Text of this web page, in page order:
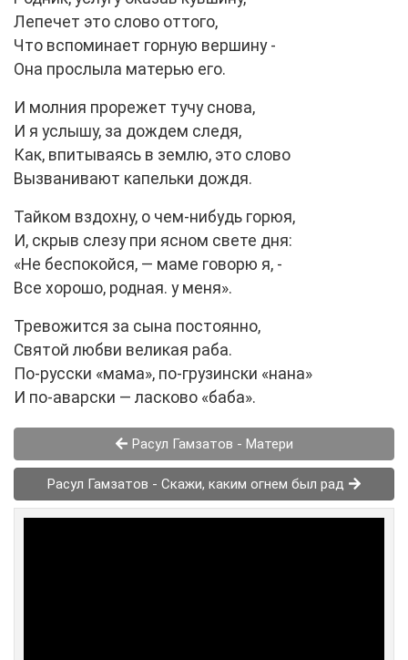
Лепечет это слово оттого,
Что вспоминает горную вершину -
Она прослыла матерью его.
И молния прорежет тучу снова,
И я услышу, за дождем следя,
Как, впитываясь в землю, это слово
Вызванивают капельки дождя.
Тайком вздохну, о чем-нибудь горюя,
И, скрыв слезу при ясном свете дня:
«Не беспокойся, — маме говорю я, -
Все хорошо, родная. у меня».
Тревожится за сына постоянно,
Святой любви великая раба.
По-русски «мама», по-грузински «нана»
И по-аварски — ласково «баба».
Расул Гамзатов - Матери
Расул Гамзатов - Скажи, каким огнем был рад